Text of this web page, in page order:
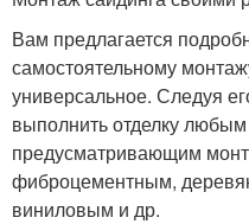
Вам предлагается
самостоятельному
универсальное. Следуя
выполнить отделку
предусматривающим
фиброцементным,
виниловым и др.